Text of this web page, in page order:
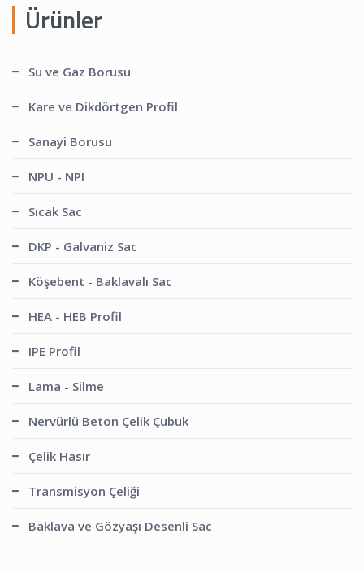
Ürünler
Su ve Gaz Borusu
Kare ve Dikdörtgen Profil
Sanayi Borusu
NPU - NPI
Sıcak Sac
DKP - Galvaniz Sac
Köşebent - Baklavalı Sac
HEA - HEB Profil
IPE Profil
Lama - Silme
Nervürlü Beton Çelik Çubuk
Çelik Hasır
Transmisyon Çeliği
Baklava ve Gözyaşı Desenli Sac